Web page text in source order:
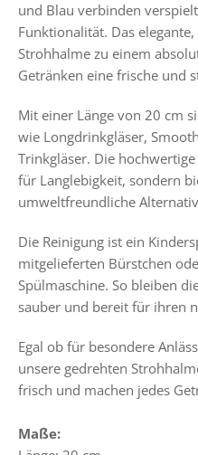
und Blau verbinden
Funktionalität. Das
Strohhalme zu einem
Getränken eine frische und
Mit einer Länge von 20 cm
wie Longdrinkgläser,
Trinkgläser. Die
für Langlebigkeit, sondern
umweltfreundliche
Die Reinigung ist ein
mitgelieferten Bürstchen
Spülmaschine. So bleiben
sauber und bereit für ihren
Egal ob für besondere
unsere gedrehten
frisch und machen jedes
Maße: